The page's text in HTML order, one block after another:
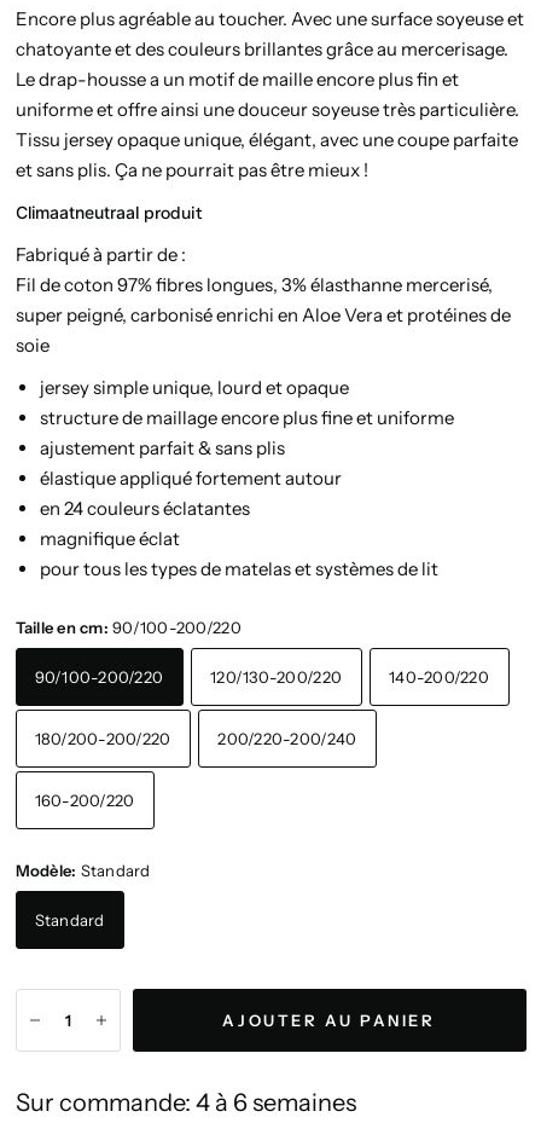
Encore plus agréable au toucher. Avec une surface soyeuse et
chatoyante et des couleurs brillantes grâce au mercerisage.
Le drap-housse a un motif de maille encore plus fin et
uniforme et offre ainsi une douceur soyeuse très particulière.
Tissu jersey opaque unique, élégant, avec une coupe parfaite
et sans plis. Ça ne pourrait pas être mieux !
Climaatneutraal produit
Fabriqué à partir de :
Fil de coton 97% fibres longues, 3% élasthanne mercerisé,
super peigné, carbonisé enrichi en Aloe Vera et protéines de
soie
jersey simple unique, lourd et opaque
structure de maillage encore plus fine et uniforme
ajustement parfait & sans plis
élastique appliqué fortement autour
en 24 couleurs éclatantes
magnifique éclat
pour tous les types de matelas et systèmes de lit
Taille en cm:90/100-200/220
90/100-200/220 120/130-200/220 140-200/220
180/200-200/220 200/220-200/240
160-200/220
Modèle: Standard
Standard
AJOUTER AU PANIER
Sur commande: 4 à 6 semaines